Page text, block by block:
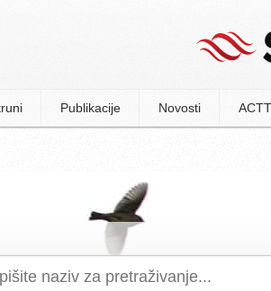
Publikacije Novosti